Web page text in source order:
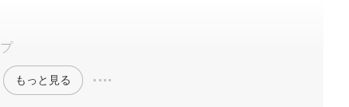
もっと見る